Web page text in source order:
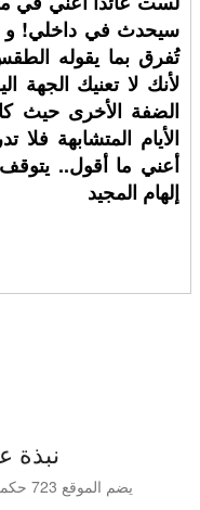
سيحدث في داخلي! و
تُفرق بما يقوله
لأنك لا تعنيك
الضفة الأخرى حيث
الأيام المتشابهة
أعني ما أقول..
إلهام المجيد
نبذة
يضم الموقع 723 حكمة واقتباسًا منسوبة إلى إلهام المجيد